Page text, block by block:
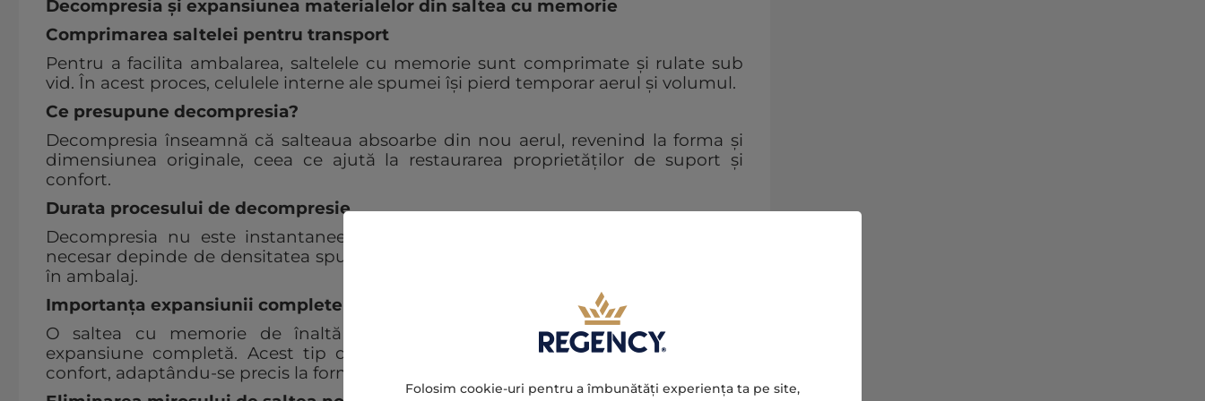
Decompresia și expansiunea materialelor din saltea cu memorie
Comprimarea saltelei pentru transport
Pentru a facilita ambalarea, saltelele cu memorie sunt comprimate și rulate sub
vid. În acest proces, celulele interne ale spumei își pierd temporar aerul și volumul.
Ce presupune decompresia?
Decompresia înseamnă că salteaua absoarbe din nou aerul, revenind la forma și
dimensiunea originale, ceea ce ajută la restaurarea proprietăților de suport și
confort.
Durata procesului de decompresie
Decompresia nu este instantanee, putând dura între 24 și 72 de ore. Timpul
necesar depinde de densitatea spumei, temperatura camerei și durata depozitării
în ambalaj.
Importanța expansiunii complete
O saltea cu memorie de înaltă densitate necesită mai mult timp pentru
expansiune completă. Acest tip de saltea oferă un nivel superior de suport și
confort, adaptându-se precis la forma corpului și reducând punctele de presiune.
Folosim cookie-uri pentru a îmbunătăți experiența ta pe site,